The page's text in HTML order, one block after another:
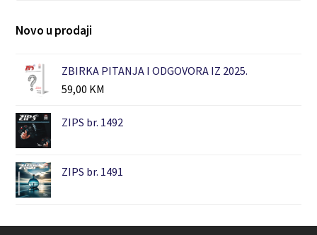
Novo u prodaji
ZBIRKA PITANJA I ODGOVORA IZ 2025.
59,00 KM
ZIPS br. 1492
ZIPS br. 1491